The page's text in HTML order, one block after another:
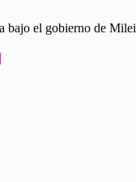
bajo el gobierno de Milei